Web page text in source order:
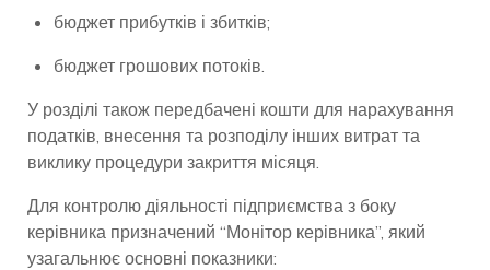
бюджет прибутків і збитків;
бюджет грошових потоків.
У розділі також передбачені кошти для нарахування
податків, внесення та розподілу інших витрат та
виклику процедури закриття місяця.
Для контролю діяльності підприємства з боку
керівника призначений “Монітор керівника”, який
узагальнює основні показники: